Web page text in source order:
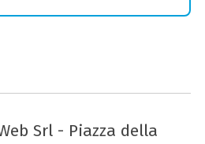
Srl - Piazza della